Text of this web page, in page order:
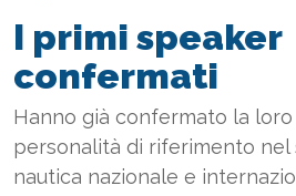
I primi speaker
confermati
Hanno già confermato la
personalità di riferimento
nautica nazionale e